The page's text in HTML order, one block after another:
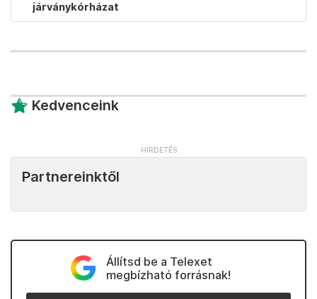
járványkórházat
Kedvenceink
Partnereinktől
Állítsd be a Telexet
megbízható forrásnak!